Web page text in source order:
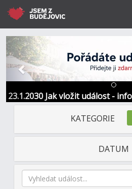
23.1.2030 Jak vložit událost -
Předchozí
KATEGORIE
DATUM